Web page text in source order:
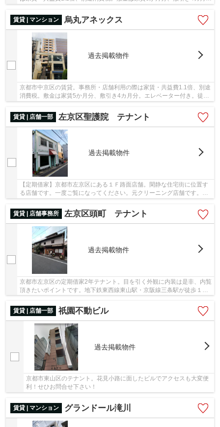
賃貸 | マンション
烏丸アネックス
過去掲載物件
京都市中京区の賃貸。事務所・店舗利用の際は家賃・共益費1.1倍、別途
消費税。敷金は家賃5か月分、敷引き4カ月分。エレベーター付き。徒歩
賃貸 | 店舗一部
左京区聖護院 テナント
過去掲載物件
【定期借家】京都市左京区にある１Ｆ路面店舗。閑静な住宅街に位置す
る店舗です。一度ご覧になってください。元クリーニング店舗です。契
約期間は要相談です。１Ｆのみの募集です。
賃貸 | 店舗事務所
左京区頭町 テナント
過去掲載物件
京都市左京区の定期借家2年テナント。目を引く外観に内装は是非、内覧
頂きたいポイントです。地下鉄東西線東山駅・京阪線三条駅が徒歩１０
賃貸 | 店舗一部
祇園不動ビル
過去掲載物件
京都市東山区のテナント。花見小路に面したビルでアクセスも大変便
利！せひお問合せ下さい！
賃貸 | マンション グランドール滝川